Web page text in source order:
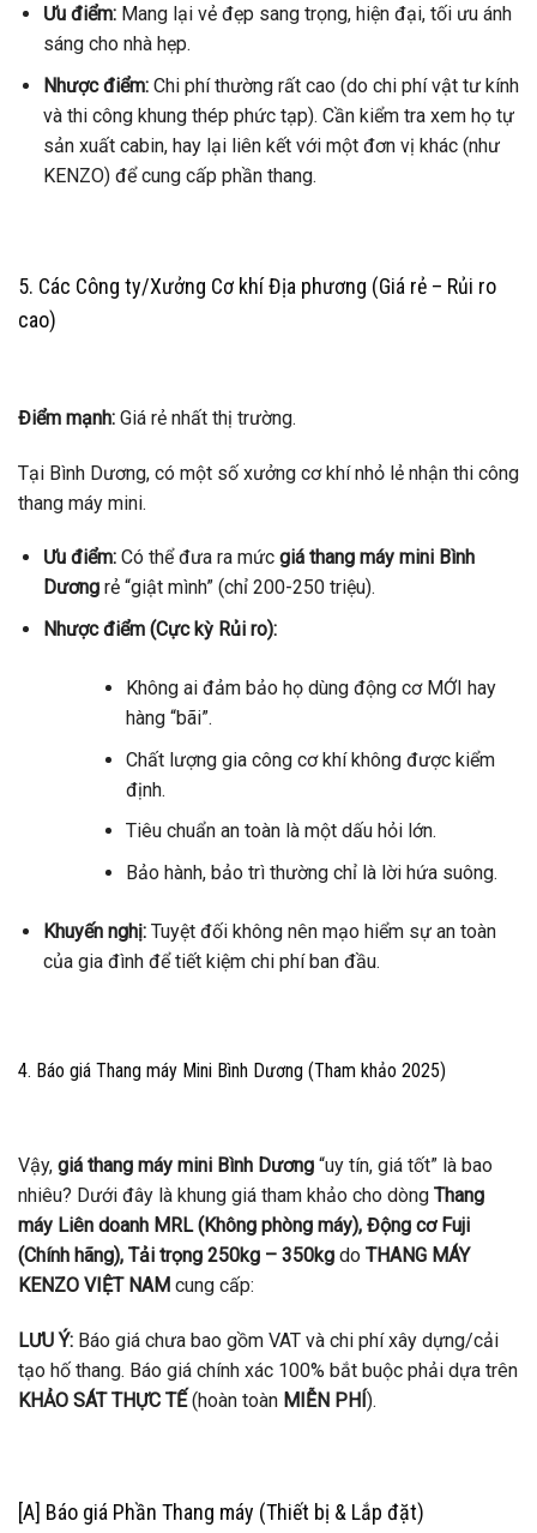
Ưu điểm:Mang lại vẻ đẹp sang trọng, hiện đại, tối ưu ánh
sáng cho nhà hẹp.
Nhược điểm:Chi phí thường rất cao (do chi phí vật tư kính
và thi công khung thép phức tạp). Cần kiểm tra xem họ tự
sản xuất cabin, hay lại liên kết với một đơn vị khác (như
KENZO) để cung cấp phần thang.
5. Các Công ty/Xưởng Cơ khí Địa phương (Giá rẻ – Rủi ro
cao)
Điểm mạnh: Giá rẻ nhất thị trường.
Tại Bình Dương, có một số xưởng cơ khí nhỏ lẻ nhận thi công
thang máy mini.
Ưu điểm:Có thể đưa ra mức giá thang máy mini Bình
Dươngrẻ “giật mình” (chỉ 200-250 triệu).
Nhược điểm (Cực kỳ Rủi ro):
Không ai đảm bảo họ dùng động cơ MỚI hay
hàng “bãi”.
Chất lượng gia công cơ khí không được kiểm
định.
Tiêu chuẩn an toàn là một dấu hỏi lớn.
Bảo hành, bảo trì thường chỉ là lời hứa suông.
Khuyến nghị:Tuyệt đối không nên mạo hiểm sự an toàn
của gia đình để tiết kiệm chi phí ban đầu.
4. Báo giá Thang máy Mini Bình Dương (Tham khảo 2025)
Vậy, giá thang máy mini Bình Dương “uy tín, giá tốt” là bao
nhiêu? Dưới đây là khung giá tham khảo cho dòng Thang
máy Liên doanh MRL (Không phòng máy), Động cơ Fuji
(Chính hãng), Tải trọng 250kg – 350kg do THANG MÁY
KENZO VIỆT NAM cung cấp:
LƯU Ý: Báo giá chưa bao gồm VAT và chi phí xây dựng/cải
tạo hố thang. Báo giá chính xác 100% bắt buộc phải dựa trên
KHẢO SÁT THỰC TẾ(hoàn toàn MIỄN PHÍ).
[A] Báo giá Phần Thang máy (Thiết bị & Lắp đặt)